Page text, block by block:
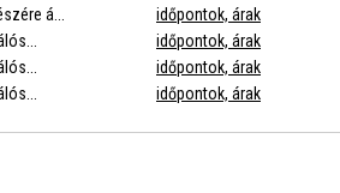
á...
időpontok, árak
időpontok, árak
időpontok, árak
időpontok, árak